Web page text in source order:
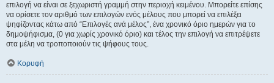
επιλογή να είναι σε ξεχωριστή γραμμή στην περιοχή κειμένου. Μπορείτε επίσης
να ορίσετε τον αριθμό των επιλογών ενός μέλους που μπορεί να επιλέξει
ψηφίζοντας κάτω από “Επιλογές ανά μέλος”, ένα χρονικό όριο ημερών για το
δημοψήφισμα, (0 για χωρίς χρονικό όριο) και τέλος την επιλογή να επιτρέψετε
στα μέλη να τροποποιούν τις ψήφους τους.
Κορυφή